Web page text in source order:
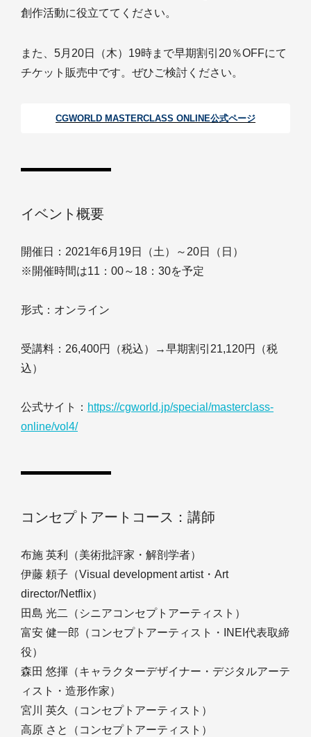
創作活動に役立ててください。
また、5月20日（木）19時まで早期割引20％OFFにて
チケット販売中です。ぜひご検討ください。
CGWORLD MASTERCLASS ONLINE公式ページ
イベント概要
開催日：2021年6月19日（土）～20日（日）
※開催時間は11：00～18：30を予定
形式：オンライン
受講料：26,400円（税込）→早期割引21,120円（税
込）
公式サイト： https://cgworld.jp/special/masterclass-
online/vol4/
コンセプトアートコース：講師
布施 英利（美術批評家・解剖学者）
伊藤 頼子（Visual development artist・Art
director/Netflix）
田島 光二（シニアコンセプトアーティスト）
富安 健一郎（コンセプトアーティスト・INEI代表取締
役）
森田 悠揮（キャラクターデザイナー・デジタルアーテ
ィスト・造形作家）
宮川 英久（コンセプトアーティスト）
高原 さと（コンセプトアーティスト）